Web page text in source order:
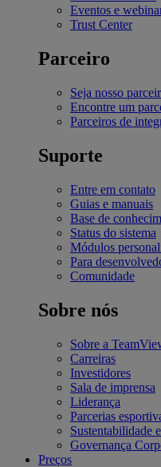
Eventos e
Trust Center
Parceiro
Seja nosso
Encontre um
Parceiros de
Suporte
Entre em contato
Guias e manuais
Base de
Status do sistema
Módulos
Para
Comunidade
Sobre nós
Sobre a
Carreiras
Investidores
Sala de imprensa
Liderança
Parcerias
Sustentabilidade
Governança
Preços